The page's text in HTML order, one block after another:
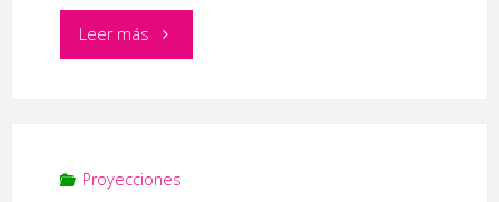
Leer más"Proyección
Harlock’"
Proyecciones